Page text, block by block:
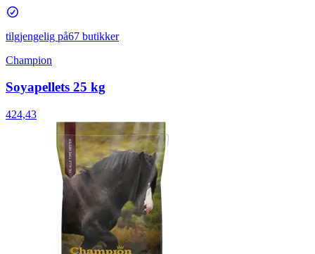
tilgjengelig på67 butikker
Champion
Soyapellets 25 kg
424,43